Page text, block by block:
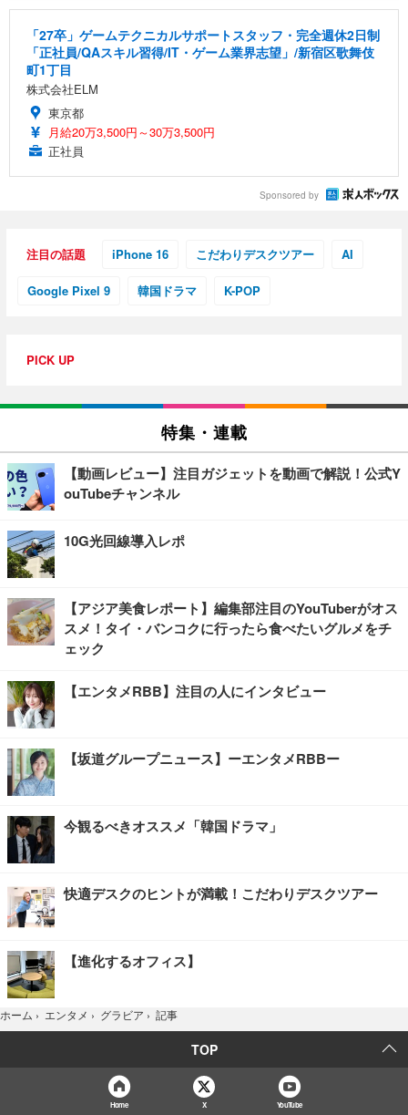
「27卒」ゲームテクニカルサポートスタッフ・完全週休2日制
「正社員/QAスキル習得/IT・ゲーム業界志望」/新宿区歌舞伎
町1丁目
株式会社ELM
東京都
月給20万3,500円～30万3,500円
正社員
Sponsored by
注目の話題 iPhone 16 こだわりデスクツアー AI
Google Pixel 9 韓国ドラマ K-POP
PICK UP
特集・連載
【動画レビュー】注目ガジェットを動画で解説！公式Y
ouTubeチャンネル
10G光回線導入レポ
【アジア美食レポート】編集部注目のYouTuberがオス
スメ！タイ・バンコクに行ったら食べたいグルメをチ
ェック
【エンタメRBB】注目の人にインタビュー
【坂道グループニュース】ーエンタメRBBー
今観るべきオススメ「韓国ドラマ」
快適デスクのヒントが満載！こだわりデスクツアー
【進化するオフィス】
ホーム › エンタメ › グラビア › 記事
TOP
Home X YouTube